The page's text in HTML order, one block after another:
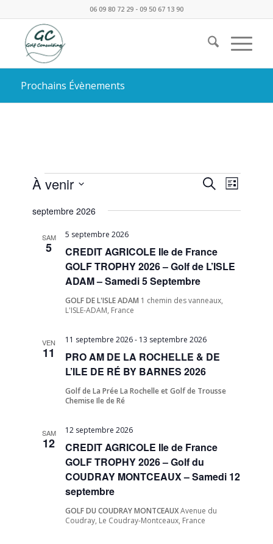
06 09 80 72 29 - 09 50 67 13 90
Prochains Évènements
Évènements
vues
Recherche
de
vues
Liste
À venir
une
septembre 2026
SAM
5
CREDIT AGRICOLE Ile de France
GOLF TROPHY 2026 – Golf de L’ISLE
ADAM – Samedi 5 Septembre
5 septembre 2026
GOLF DE L'ISLE ADAM 1 chemin des vanneaux,
L'ISLE-ADAM, France
VEN
11
PRO AM DE LA ROCHELLE & DE
L’ILE DE RÉ BY BARNES 2026
11 septembre 2026- 13 septembre 2026
Golf de La Prée La Rochelle et Golf de Trousse
Chemise Ile de Ré
SAM
12
CREDIT AGRICOLE Ile de France
GOLF TROPHY 2026 – Golf du
COUDRAY MONTCEAUX – Samedi 12
septembre
12 septembre 2026
GOLF DU COUDRAY MONTCEAUXAvenue du
Coudray, Le Coudray-Montceaux, France